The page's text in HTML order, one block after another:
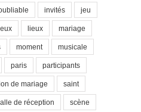
invités jeu
lieux mariage
moment musicale
paris participants
de mariage saint
de réception scène